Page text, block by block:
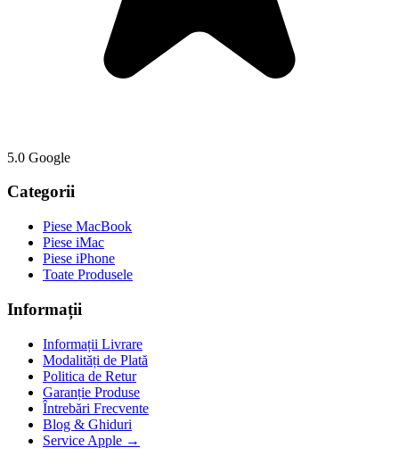
5.0 Google
Categorii
Piese MacBook
Piese iMac
Piese iPhone
Toate Produsele
Informații
Informații Livrare
Modalități de Plată
Politica de Retur
Garanție Produse
Întrebări Frecvente
Blog & Ghiduri
Service Apple →